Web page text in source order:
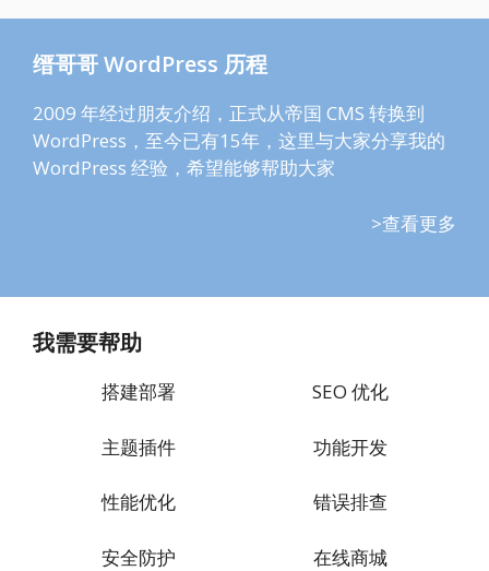
缙哥哥 WordPress 历程
2009 年经过朋友介绍，正式从帝国 CMS 转换到
WordPress，至今已有15年，这里与大家分享我的
WordPress 经验，希望能够帮助大家
>查看更多
我需要帮助
搭建部署
主题插件
性能优化
安全防护
SEO 优化
功能开发
错误排查
在线商城